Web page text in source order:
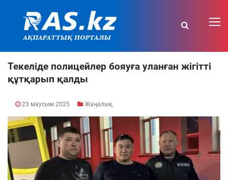
Текеліде полицейлер бояуға уланған жігітті
құтқарып қалды
23 маусым 2025 Жаңалық